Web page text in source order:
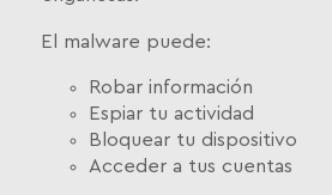
El malware puede:
Robar información
Espiar tu actividad
Bloquear tu dispositivo
Acceder a tus cuentas